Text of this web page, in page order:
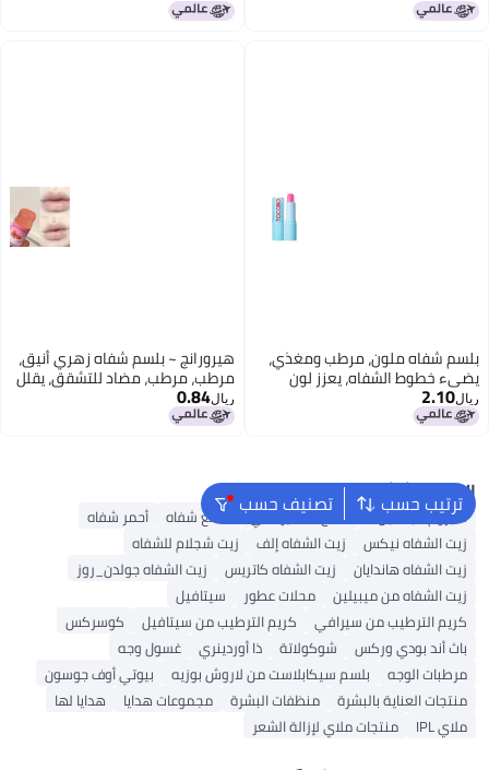
بلسم شفاه ملون، مرطب ومغذي،
يضيء خطوط الشفاه، يعزز لون
البشرة، مغذي، أحمر شفاه نباتي،
متوفر للشراء.
ريال2.10
هيرورانج ~ بلسم شفاه زهري أنيق،
مرطب، مرطب، مضاد للتشقق، يقلل
من خطوط الشفاه، بلسم شفاه
ملون.
ريال0.84
ترتيب حسب تصنيف حسب البحث الشائع
سيروم فيتامين C منتج تسمير ذاتي ملمع شفاه
أحمر شفاه
زيت الشفاه نيكس
زيت الشفاه إلف
زيت شجلام للشفاه
زيت الشفاه هاندايان
زيت الشفاه كاتريس
زيت الشفاه جولدن_روز
زيت الشفاه من ميبيلين
محلات عطور
سيتافيل
كريم الترطيب من سيرافي
كريم الترطيب من سيتافيل
كوسركس
باث أند بودي وركس
شوكولاتة ذا أوردينري
غسول وجه
مرطبات الوجه
بلسم سيكابلاست من لاروش بوزيه
بيوتي أوف جوسون
منتجات العناية بالبشرة
منظفات البشرة مجموعات هدايا
هدايا لها
ملاي IPL
منتجات ملاي لإزالة الشعر